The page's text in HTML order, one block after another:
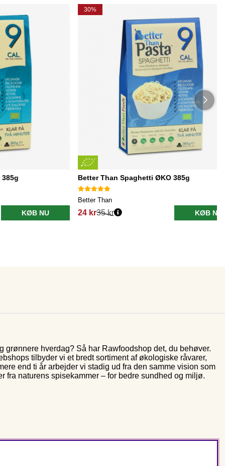
KØB NU
30%
Better Than Spaghetti ØKO 385g
Better Than
24 kr35 kr KØB NU
grønnere hverdag? Så har Rawfoodshop det, du behøver.
tilbyder vi et bredt sortiment af økologiske råvarer,
end ti år arbejder vi stadig ud fra den samme vision som
fra naturens spisekammer – for bedre sundhed og miljø.